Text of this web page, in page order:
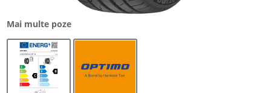
Mai multe poze